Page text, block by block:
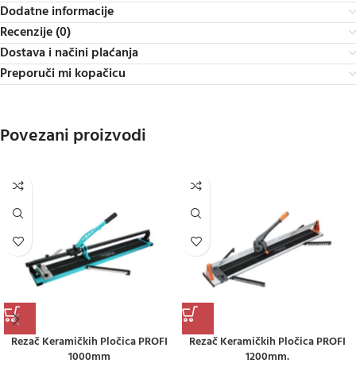
Dodatne informacije
Recenzije (0)
Dostava i načini plaćanja
Preporuči mi kopačicu
Povezani proizvodi
Rezač Keramičkih Pločica PROFI
1000mm
Rezač Keramičkih Pločica PROFI
1200mm.